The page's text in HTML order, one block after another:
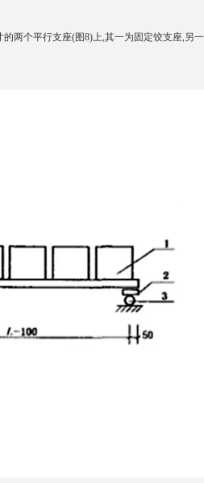
两个平行支座(图8)上,其一为固定饺支座,另